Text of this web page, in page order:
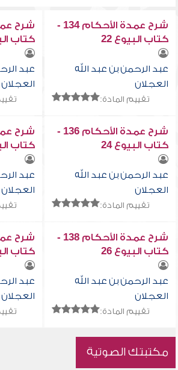
شرح عمدة الأحكام 134 -
كتاب البيوع 22
عبد الرحمن بن عبد الله
العجلان
تقييم المادة:
كتاب
عبد
العجلان
شرح عمدة الأحكام 136 -
كتاب البيوع 24
عبد الرحمن بن عبد الله
العجلان
تقييم المادة:
كتاب
عبد
العجلان
شرح عمدة الأحكام 138 -
كتاب البيوع 26
عبد الرحمن بن عبد الله
العجلان
تقييم المادة:
كتاب
عبد
العجلان
مكتبتك الصوتية